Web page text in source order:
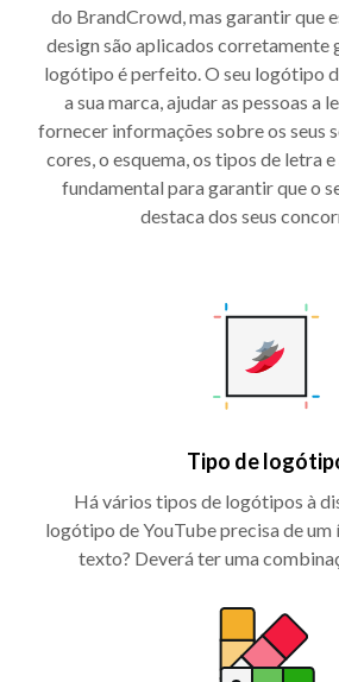
do BrandCrowd, mas garantir que
design são aplicados corretamente
logótipo é perfeito. O seu logótipo
a sua marca, ajudar as pessoas a
fornecer informações sobre os seus
cores, o esquema, os tipos de letra
fundamental para garantir que o
destaca dos seus
Tipo de
Há vários tipos de logótipos à
logótipo de YouTube precisa de um
texto? Deverá ter uma